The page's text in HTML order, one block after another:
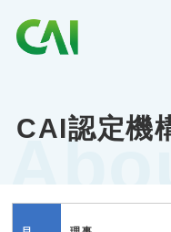
CAI認定機